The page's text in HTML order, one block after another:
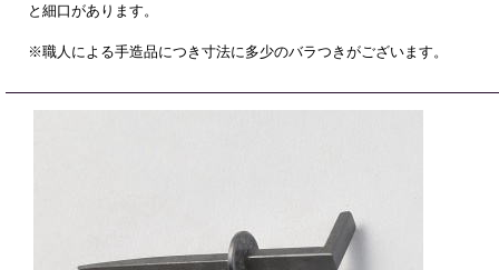
と細口があります。
※職人による手造品につき寸法に多少のバラつきがございます。